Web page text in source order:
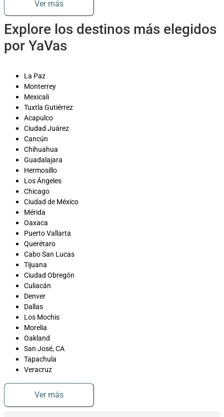
Ver más
Explore los destinos más elegidos
por YaVas
La Paz
Monterrey
Mexicali
Tuxtla Gutiérrez
Acapulco
Ciudad Juárez
Cancún
Chihuahua
Guadalajara
Hermosillo
Los Ángeles
Chicago
Ciudad de México
Mérida
Oaxaca
Puerto Vallarta
Querétaro
Cabo San Lucas
Tijuana
Ciudad Obregón
Culiacán
Denver
Dallas
Los Mochis
Morelia
Oakland
San José, CA
Tapachula
Veracruz
Ver más